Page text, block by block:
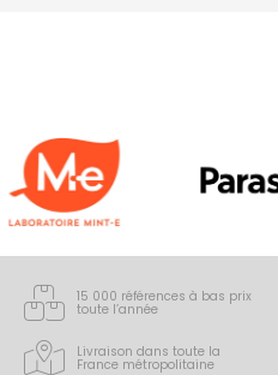
15 000 références à bas prix
toute l’année
Livraison dans toute la
France métropolitaine